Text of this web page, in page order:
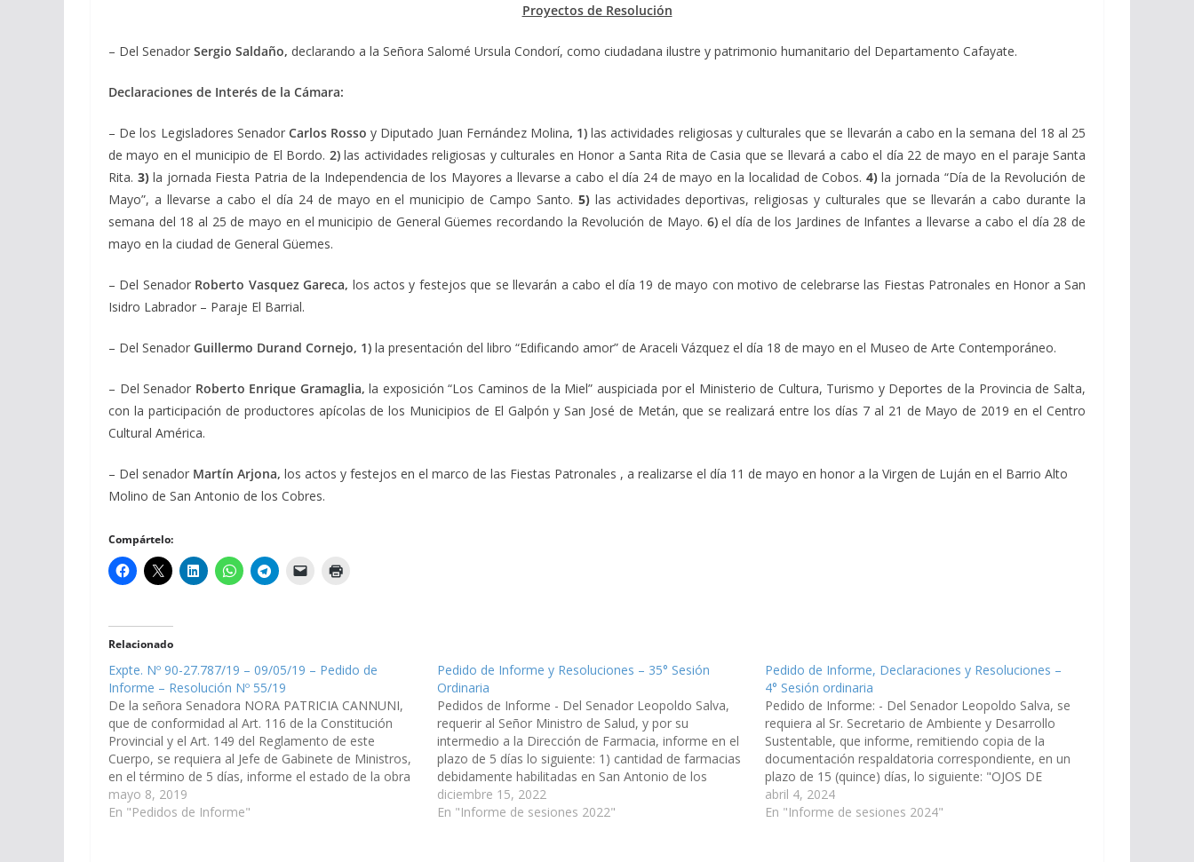
Proyectos de Resolución
– Del Senador Sergio Saldaño, declarando a la Señora Salomé Ursula Condorí, como ciudadana ilustre y patrimonio humanitario del Departamento Cafayate.
Declaraciones de Interés de la Cámara:
– De los Legisladores SenadorCarlos Rossoy Diputado Juan Fernández Molina, 1) las actividades religiosas y culturales que se llevarán a cabo en la semana del 18 al 25
de mayo en el municipio de El Bordo. 2)las actividades religiosas y culturales en Honor a Santa Rita de Casia que se llevará a cabo el día 22 de mayo en el paraje Santa
Rita. 3)la jornada Fiesta Patria de la Independencia de los Mayores a llevarse a cabo el día 24 de mayo en la localidad de Cobos. 4)la jornada “Día de la Revolución de
Mayo”, a llevarse a cabo el día 24 de mayo en el municipio de Campo Santo. 5)las actividades deportivas, religiosas y culturales que se llevarán a cabo durante la
semana del 18 al 25 de mayo en el municipio de General Güemes recordando la Revolución de Mayo. 6)el día de los Jardines de Infantes a llevarse a cabo el día 28 de
mayo en la ciudad de General Güemes.
– Del SenadorRoberto Vasquez Gareca, los actos y festejos que se llevarán a cabo el día 19 de mayo con motivo de celebrarse las Fiestas Patronales en Honor a San
Isidro Labrador – Paraje El Barrial.
– Del Senador Guillermo Durand Cornejo, 1) la presentación del libro “Edificando amor” de Araceli Vázquez el día 18 de mayo en el Museo de Arte Contemporáneo.
– Del Senador Roberto Enrique Gramaglia, la exposición “Los Caminos de la Miel” auspiciada por el Ministerio de Cultura, Turismo y Deportes de la Provincia de Salta,
con la participación de productores apícolas de los Municipios de El Galpón y San José de Metán, que se realizará entre los días 7 al 21 de Mayo de 2019 en el Centro
Cultural América.
– Del senador Martín Arjona, los actos y festejos en el marco de las Fiestas Patronales , a realizarse el día 11 de mayo en honor a la Virgen de Luján en el Barrio Alto
Molino de San Antonio de los Cobres.
Compártelo:
Relacionado
Expte. Nº 90-27.787/19 – 09/05/19 – Pedido de
Informe – Resolución Nº 55/19
De la señora Senadora NORA PATRICIA CANNUNI,
que de conformidad al Art. 116 de la Constitución
Provincial y el Art. 149 del Reglamento de este
Cuerpo, se requiera al Jefe de Gabinete de Ministros,
en el término de 5 días, informe el estado de la obra
de electrificación Tartagal –…
mayo 8, 2019
En "Pedidos de Informe"
Pedido de Informe y Resoluciones – 35° Sesión
Ordinaria
Pedidos de Informe - Del Senador Leopoldo Salva,
requerir al Señor Ministro de Salud, y por su
intermedio a la Dirección de Farmacia, informe en el
plazo de 5 días lo siguiente: 1) cantidad de farmacias
debidamente habilitadas en San Antonio de los
Cobres -Departamento Los Andes; 2) en caso…
diciembre 15, 2022
En "Informe de sesiones 2022"
Pedido de Informe, Declaraciones y Resoluciones –
4° Sesión ordinaria
Pedido de Informe: - Del Senador Leopoldo Salva, se
requiera al Sr. Secretario de Ambiente y Desarrollo
Sustentable, que informe, remitiendo copia de la
documentación respaldatoria correspondiente, en un
plazo de 15 (quince) días, lo siguiente: "OJOS DE
MAR" - TOLAR GRANDE- Departamento de Los
Andes a) Informes y estudios del impacto…
abril 4, 2024
En "Informe de sesiones 2024"